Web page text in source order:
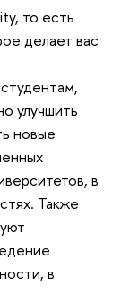
то есть
делает вас
улучшить
новые
в
Также
в